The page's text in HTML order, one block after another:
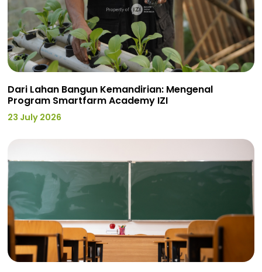
Dari Lahan Bangun Kemandirian: Mengenal
Program Smartfarm Academy IZI
23 July 2026